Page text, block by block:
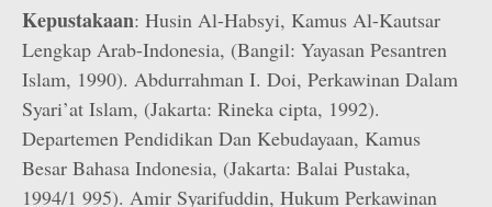
Kepustakaan: Husin Al-Habsyi, Kamus Al-Kautsar
Lengkap Arab-Indonesia, (Bangil: Yayasan Pesantren
Islam, 1990). Abdurrahman I. Doi, Perkawinan Dalam
Syari’at Islam, (Jakarta: Rineka cipta, 1992).
Departemen Pendidikan Dan Kebudayaan, Kamus
Besar Bahasa Indonesia, (Jakarta: Balai Pustaka,
1994/1 995). Amir Syarifuddin, Hukum Perkawinan